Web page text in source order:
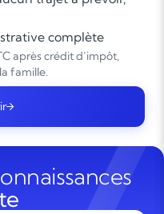
complète
après crédit d’impôt,
famille.